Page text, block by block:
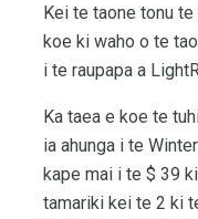
Kei te taone tonu
koe ki waho o te
i te raupapa a
Ka taea e koe te
ia ahunga i te
kape mai i te $ 39
tamariki kei te 2 ki